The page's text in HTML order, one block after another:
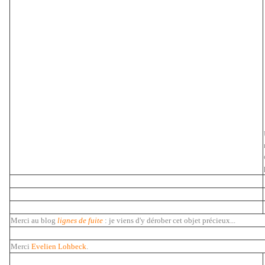
Merci au blog lignes de fuite : je viens d'y dérober cet objet précieux...
Merci Evelien Lohbeck.